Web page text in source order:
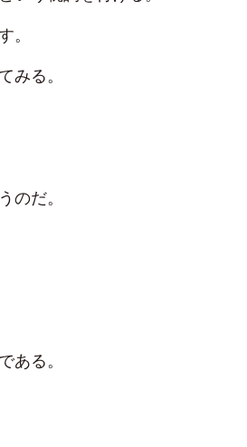
。
みる。
のだ。
ある。